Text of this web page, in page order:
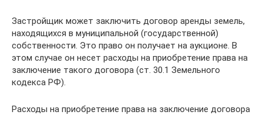
Застройщик может заключить договор аренды земель,
находящихся в муниципальной (государственной)
собственности. Это право он получает на аукционе. В
этом случае он несет расходы на приобретение права на
заключение такого договора (ст. 30.1 Земельного
кодекса РФ).
Расходы на приобретение права на заключение договора